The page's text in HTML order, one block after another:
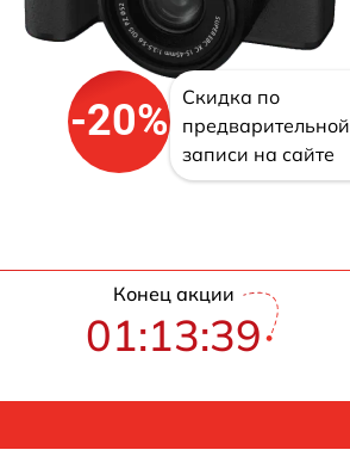
-20%
Скидка по
предварительной
записи на сайте
Конец акции
01:13:38